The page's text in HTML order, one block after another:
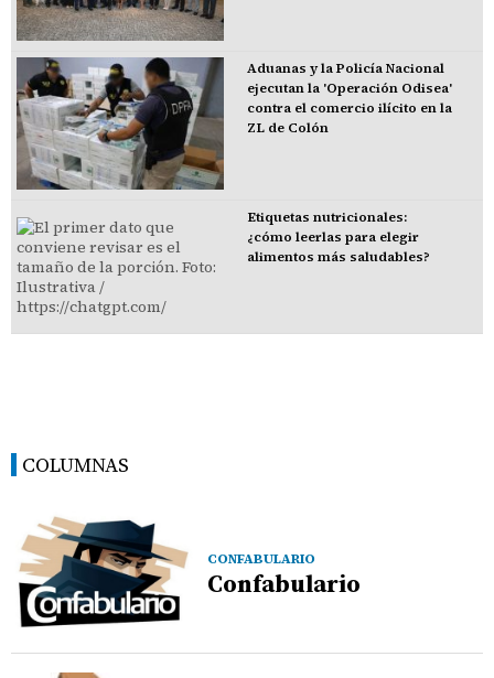
Aduanas y la Policía Nacional
ejecutan la 'Operación Odisea'
contra el comercio ilícito en la
ZL de Colón
Etiquetas nutricionales:
¿cómo leerlas para elegir
alimentos más saludables?
COLUMNAS
CONFABULARIO
Confabulario